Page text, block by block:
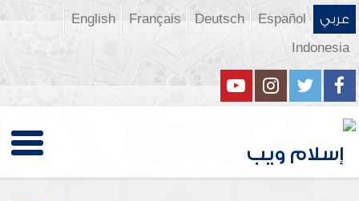
عربي Español
Deutsch
Français
English
Indonesia